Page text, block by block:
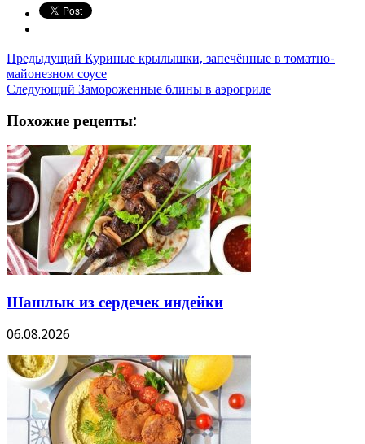
Предыдущий Куриные крылышки, запечённые в томатно-
майонезном соусе
Следующий Замороженные блины в аэрогриле
Похожие рецепты:
Шашлык из сердечек индейки
06.08.2026